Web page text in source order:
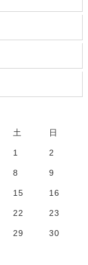
土 日
1 2
8 9
15 16
22 23
29 30